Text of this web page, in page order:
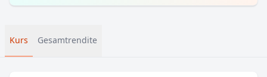
Kurs Gesamtrendite